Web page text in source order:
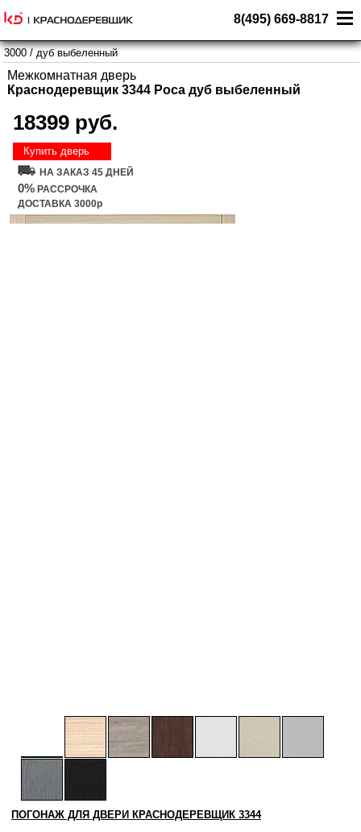
8(495) 669-8817
3000 / дуб выбеленный
Межкомнатная дверь
Краснодеревщик 3344 Роса дуб выбеленный
18399 руб.
Купить дверь
НА ЗАКАЗ 45 ДНЕЙ
0% РАССРОЧКА
ДОСТАВКА 3000р
ПОГОНАЖ ДЛЯ ДВЕРИ КРАСНОДЕРЕВЩИК 3344